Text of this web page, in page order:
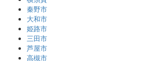
秦野市
大和市
姫路市
三田市
芦屋市
高槻市